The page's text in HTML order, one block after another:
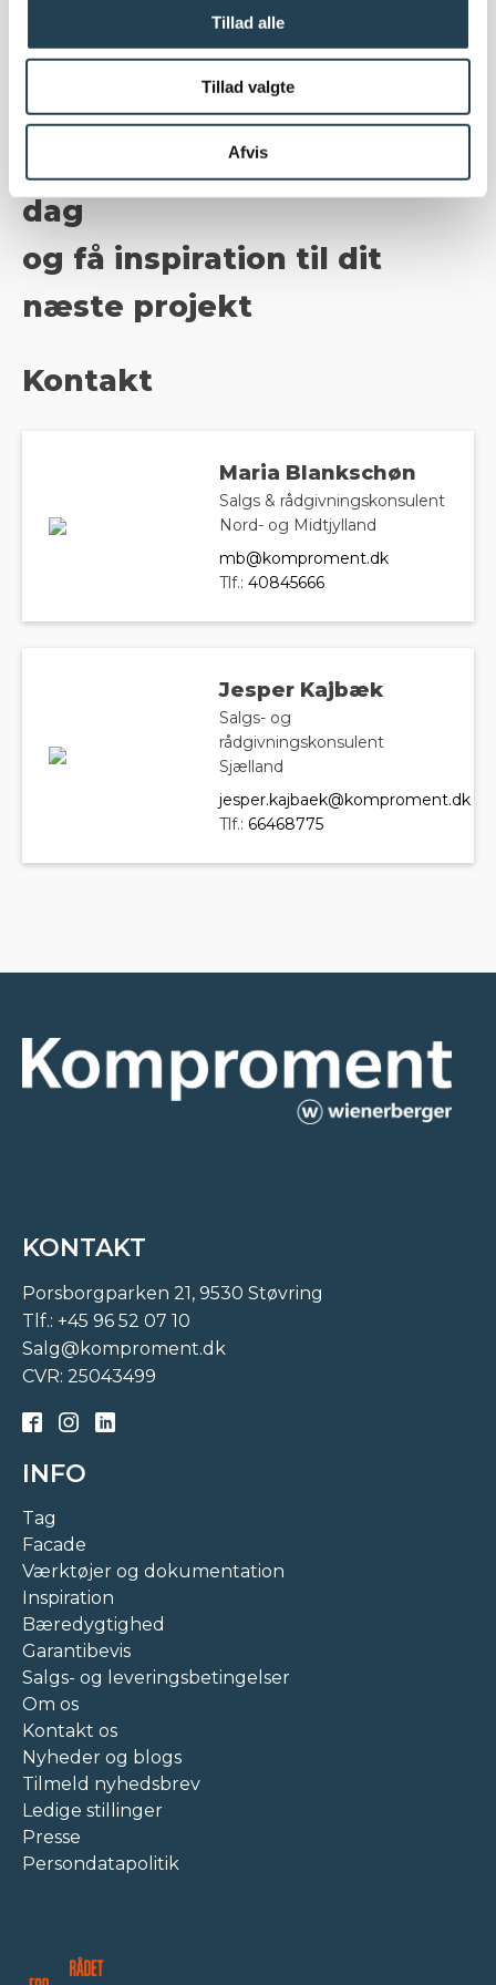
Tillad alle
Tillad valgte
Afvis
Hent vores tagbrochure i
dag
og få inspiration til dit
næste projekt
Kontakt
Maria Blankschøn
Salgs & rådgivningskonsulent
Nord- og Midtjylland
mb@komproment.dk
Tlf.: 40845666
Jesper Kajbæk
Salgs- og
rådgivningskonsulent
Sjælland
jesper.kajbaek@komproment.dk
Tlf.: 66468775
KONTAKT
Porsborgparken 21, 9530 Støvring
Tlf.: +45 96 52 07 10
Salg@komproment.dk
CVR: 25043499
INFO
Tag
Facade
Værktøjer og dokumentation
Inspiration
Bæredygtighed
Garantibevis
Salgs- og leveringsbetingelser
Om os
Kontakt os
Nyheder og blogs
Tilmeld nyhedsbrev
Ledige stillinger
Presse
Persondatapolitik